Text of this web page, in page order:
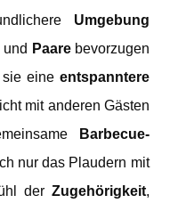
Umgebung
und Paarebevorzugen
eine entspanntere
mit anderen Gästen
Barbecue-
nur das Plaudern mit
der Zugehörigkeit,